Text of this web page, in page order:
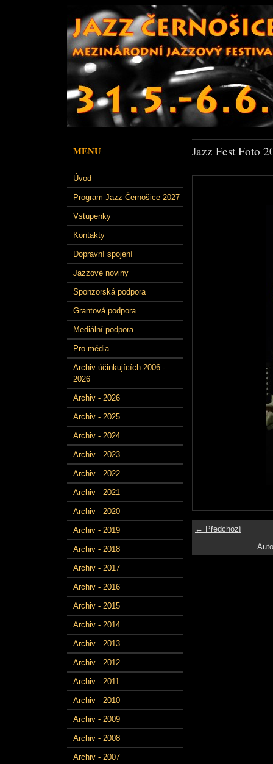
MENU
Úvod
Program Jazz Černošice 2027
Vstupenky
Kontakty
Dopravní spojení
Jazzové noviny
Sponzorská podpora
Grantová podpora
Mediální podpora
Pro média
Archiv účinkujících 2006 -
2026
Archiv - 2026
Archiv - 2025
Archiv - 2024
Archiv - 2023
Archiv - 2022
Archiv - 2021
Archiv - 2020
Archiv - 2019
Archiv - 2018
Archiv - 2017
Archiv - 2016
Archiv - 2015
Archiv - 2014
Archiv - 2013
Archiv - 2012
Archiv - 2011
Archiv - 2010
Archiv - 2009
Archiv - 2008
Archiv - 2007
Jazz Fest Foto
← Předchozí